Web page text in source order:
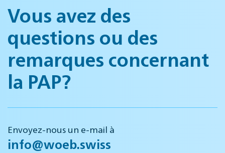
Vous avez des
questions ou des
remarques concernant
la PAP?
Envoyez-nous un e-mail à
info@woeb.swiss